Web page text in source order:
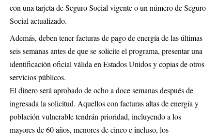
con una tarjeta de Seguro Social vigente o un número de Seguro
Social actualizado.
Además, deben tener facturas de pago de energía de las últimas
seis semanas antes de que se solicite el programa, presentar una
identificación oficial válida en Estados Unidos y copias de otros
servicios públicos.
El dinero será aprobado de ocho a doce semanas después de
ingresada la solicitud. Aquellos con facturas altas de energía y
población vulnerable tendrán prioridad, incluyendo a los
mayores de 60 años, menores de cinco e incluso, los